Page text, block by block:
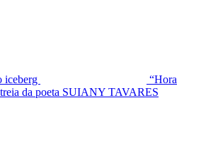
iceberg
“Hora
da poeta SUIANY TAVARES